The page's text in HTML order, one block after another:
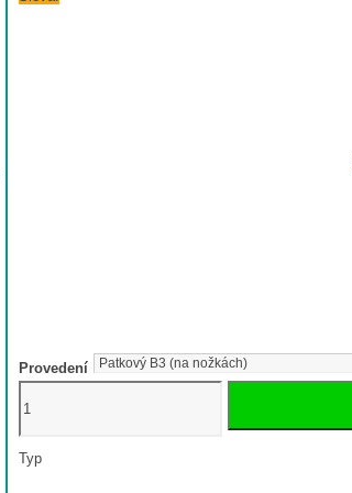
Provedení
jednofázový
elektromotor
1ALJ712-
Typ